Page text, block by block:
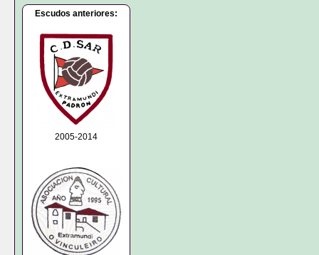
Escudos anteriores:
2005-2014